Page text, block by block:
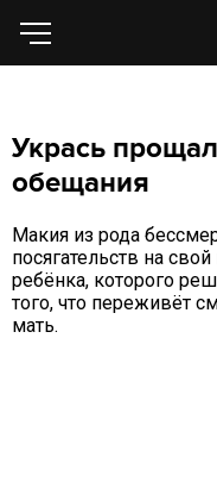
Укрась
обещания
Макия из рода
посягательств на
ребёнка, которого
того, что переживёт
мать.